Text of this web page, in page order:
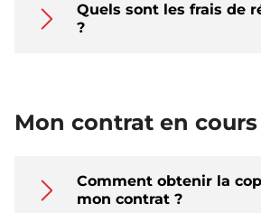
Quels sont les frais de
?
Mon contrat en cours
Comment obtenir la
mon contrat ?